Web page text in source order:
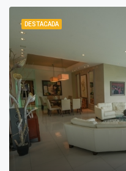
DESTACADA